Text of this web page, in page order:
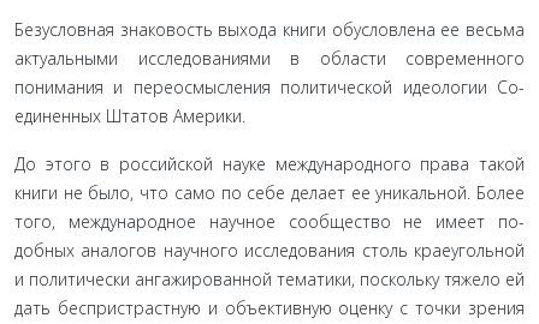
Безусловная знаковость выхода книги обусловлена ее весьма
актуальными исследованиями в области современного
понимания и переосмысления политической идеологии Со­
единенных Штатов Америки.
До этого в российской науке международного права та­кой
книги не было, что само по себе делает ее уникальной. Более
того, международное научное сообщество не имеет по­
добных аналогов научного исследования столь краеугольной
и политически ангажированной тематики, поскольку тяжело ей
дать беспристрастную и объективную оценку с точки зрения